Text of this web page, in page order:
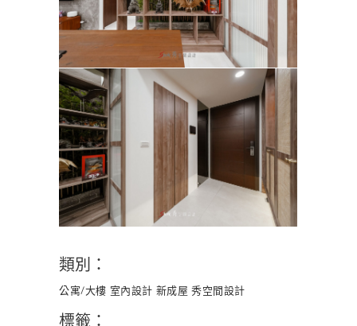
類別：
公寓/大樓 室內設計 新成屋 秀空間設計
標籤：